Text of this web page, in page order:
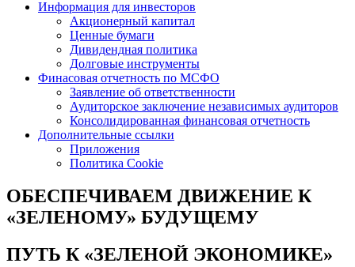
Информация для инвесторов
Акционерный капитал
Ценные бумаги
Дивидендная политика
Долговые инструменты
Финасовая отчетность по МСФО
Заявление об ответственности
Аудиторское заключение независимых аудиторов
Консолидированная финансовая отчетность
Дополнительные ссылки
Приложения
Политика Cookie
ОБЕСПЕЧИВАЕМ ДВИЖЕНИЕ К
«ЗЕЛЕНОМУ» БУДУЩЕМУ
ПУТЬ К«ЗЕЛЕНОЙ ЭКОНОМИКЕ»